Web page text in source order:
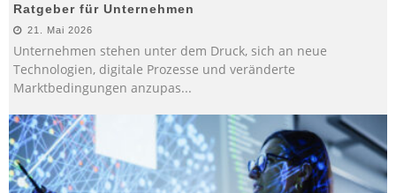
Ratgeber für Unternehmen
21. Mai 2026
Unternehmen stehen unter dem Druck, sich an neue
Technologien, digitale Prozesse und veränderte
Marktbedingungen anzupas...